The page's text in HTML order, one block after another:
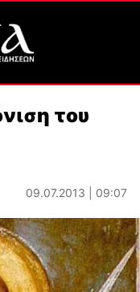
του
09.07.2013 | 09:07